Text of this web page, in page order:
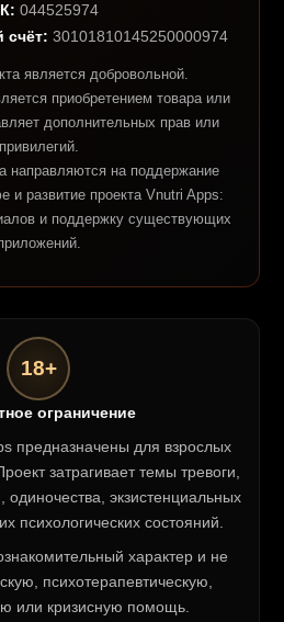
044525974
счёт: 30101810145250000974
является добровольной.
приобретением товара или
дополнительных прав или
привилегий.
направляются на поддержание
и развитие проекта Vnutri Apps:
и поддержку существующих
18+
ограничение
предназначены для взрослых
затрагивает темы тревоги,
одиночества, экзистенциальных
психологических состояний.
характер и не
психотерапевтическую,
или кризисную помощь.